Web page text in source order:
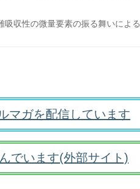
収性の微量要素の振る舞いによる
マガを配信しています
でいます(外部サイト)